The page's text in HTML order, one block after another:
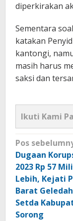
diperkirakan
Sementara
katakan
kantongi,
masih harus
saksi dan
Ikuti Kami
Navigasi
pos
Pos
Dugaan
2023 Rp 57
Lebih, Kejati
Barat
Setda
Sorong